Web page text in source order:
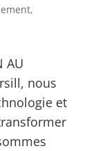
,
AU
nous
et